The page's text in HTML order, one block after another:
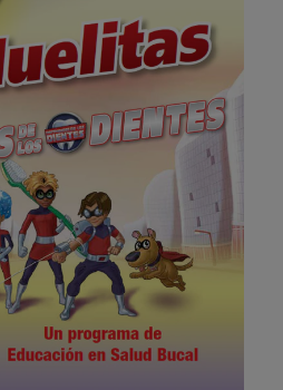
PARA PROFESIONALES
CUPONES
DONDE COMPRAR
MX (ES)
SUSCRÍBASE